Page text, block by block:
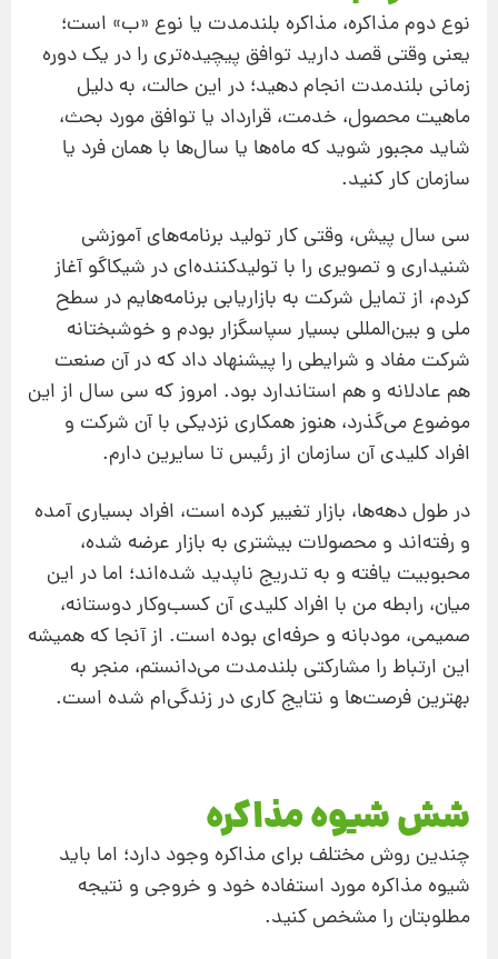
نوع دوم مذاکره، مذاکره بلند‌مدت یا نوع «ب» است؛
یعنی وقتی قصد دارید توافق‌ پیچیده‌تری را در یک دوره
زمانی بلند‌مدت انجام دهید؛ در این حالت، به دلیل
ماهیت محصول، خدمت، قرارداد یا توافق مورد بحث،
شاید مجبور شوید که ماه‌ها یا سال‌ها با همان فرد یا
سازمان کار کنید.
سی سال پیش، وقتی کار تولید برنامه‌‌های آموزشی
شنیداری و تصویری را با تولید‌کننده‌ای در شیکاگو آغاز
کردم، از تمایل شرکت به بازاریابی برنامه‌هایم در سطح
ملی و بین‌المللی بسیار سپاسگزار بودم و خوشبختانه
شرکت مفاد و شرایطی را پیشنهاد داد که در آن صنعت
هم عادلانه و هم استاندارد بود. امروز که سی سال از این
موضوع می‌گذرد، هنوز همکاری نزدیکی با آن شرکت و
افراد کلیدی آن سازمان از رئیس تا سایرین دارم.
در طول دهه‌ها، بازار تغییر کرده است، افراد بسیاری آمده
و رفته‌اند و محصولات بیشتری به بازار عرضه‌ شده،
محبوبیت یافته و به تدریج ناپدید شده‌اند؛ اما در این
میان، رابطه من با افراد کلیدی آن کسب‌وکار دوستانه،
صمیمی، مودبانه و حرفه‌ای بوده است. از آنجا که همیشه
این ارتباط را مشارکتی بلند‌مدت می‌دانستم، منجر به
بهترین فرصت‌ها و نتایج کاری در زندگی‌ام شده است.
شش شیوه مذاکره
چندین روش مختلف برای مذاکره وجود دارد؛ ‌اما باید
شیوه مذاکره مورد استفاده‌ خود و خروجی و نتیجه
مطلوبتان را مشخص کنید.